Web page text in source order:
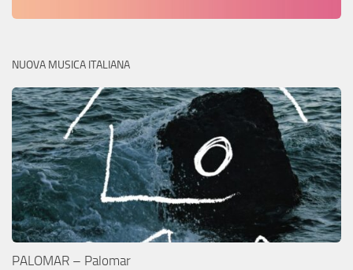
NUOVA MUSICA ITALIANA
PALOMAR – Palomar